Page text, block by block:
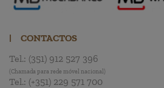
|
CONTACTOS
Tel.: (351) 912 527 396
(Chamada para rede móvel nacional)
Tel.: (+351) 229 571 700